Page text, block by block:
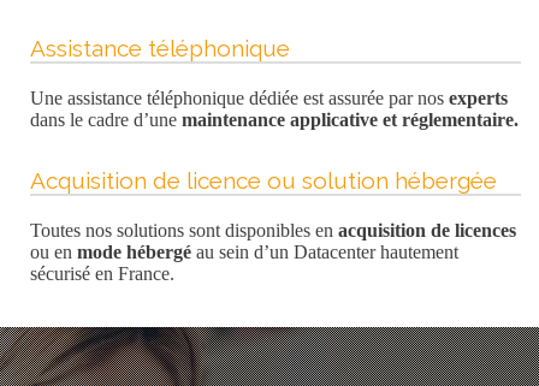
Assistance téléphonique
Une assistance téléphonique dédiée est assurée par nos experts
dans le cadre d’une maintenance applicative et réglementaire.
Acquisition de licence ou solution hébergée
Toutes nos solutions sont disponibles en acquisition de licences
ou en mode hébergé au sein d’un Datacenter hautement
sécurisé en France.